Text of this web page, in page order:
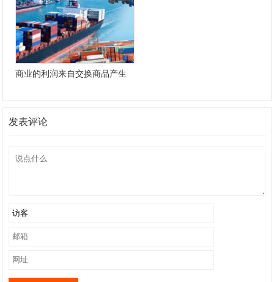
商业的利润来自交换商品产生
发表评论